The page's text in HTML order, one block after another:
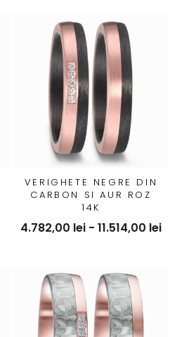
VERIGHETE NEGRE DIN
CARBON SI AUR ROZ
14K
4.782,00 lei - 11.514,00 lei